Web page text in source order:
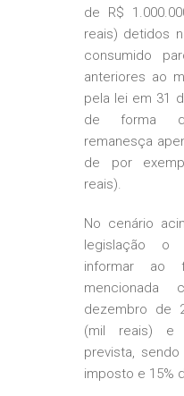
de R$
reais) detidos
consumido
anteriores ao
pela lei em 31
de forma
remanesça
de por
reais).
No cenário
legislação o
informar
dezembro de
(mil reais) e
prevista,
imposto e 15%